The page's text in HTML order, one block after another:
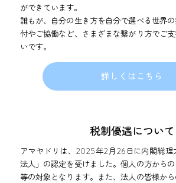
ができています。
誰もが、自分の生き方を自分で選べる世界の
付やご協働など、さまざまな繋がり方でご
いです。
詳しくはこちら
税制優遇について
アマヤドリは、2025年2月26日に内閣総理
法人」の認定を受けました。個人の方から
等の対象となります。
また、法人の皆様か